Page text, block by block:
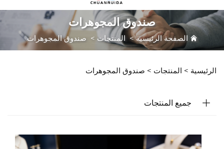
صندوق المجوهرات
الصفحة الرئيسية> المنتجات > صندوق المجوهرات
الرئيسية > المنتجات > صندوق المجوهرات
جميع المنتجات